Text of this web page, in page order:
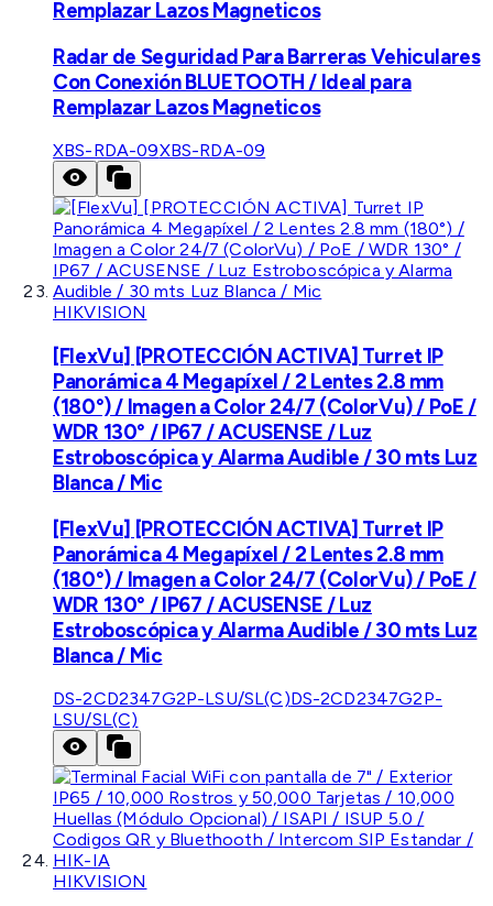
Remplazar Lazos Magneticos
Radar de Seguridad Para Barreras Vehiculares
Con Conexión BLUETOOTH / Ideal para
Remplazar Lazos Magneticos
XBS-RDA-09XBS-RDA-09
HIKVISION
[FlexVu] [PROTECCIÓN ACTIVA] Turret IP
Panorámica 4 Megapíxel / 2 Lentes 2.8 mm
(180°) / Imagen a Color 24/7 (ColorVu) / PoE /
WDR 130° / IP67 / ACUSENSE / Luz
Estroboscópica y Alarma Audible / 30 mts Luz
Blanca / Mic
[FlexVu] [PROTECCIÓN ACTIVA] Turret IP
Panorámica 4 Megapíxel / 2 Lentes 2.8 mm
(180°) / Imagen a Color 24/7 (ColorVu) / PoE /
WDR 130° / IP67 / ACUSENSE / Luz
Estroboscópica y Alarma Audible / 30 mts Luz
Blanca / Mic
DS-2CD2347G2P-LSU/SL(C)DS-2CD2347G2P-
LSU/SL(C)
HIKVISION